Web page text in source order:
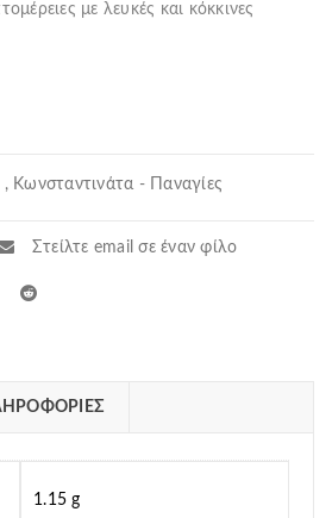
με λευκές και κόκκινες
, Κωνσταντινάτα - Παναγίες
Στείλτε email σε έναν φίλο
1.15 g